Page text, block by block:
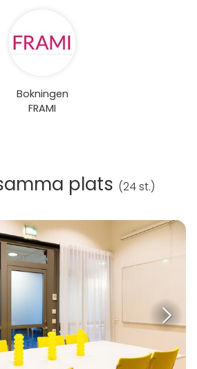
Bokningen
FRAMI
plats (24 st.)